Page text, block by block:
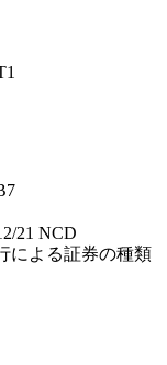
21 NCD
による証券の種類